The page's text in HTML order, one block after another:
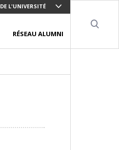
L'UNIVERSITÉ
RÉSEAU ALUMNI